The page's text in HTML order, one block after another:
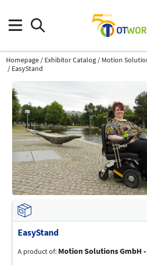
Homepage Exhibitor Catalog
Motion
EasyStand
EasyStand
A product of: Motion Solutions GmbH